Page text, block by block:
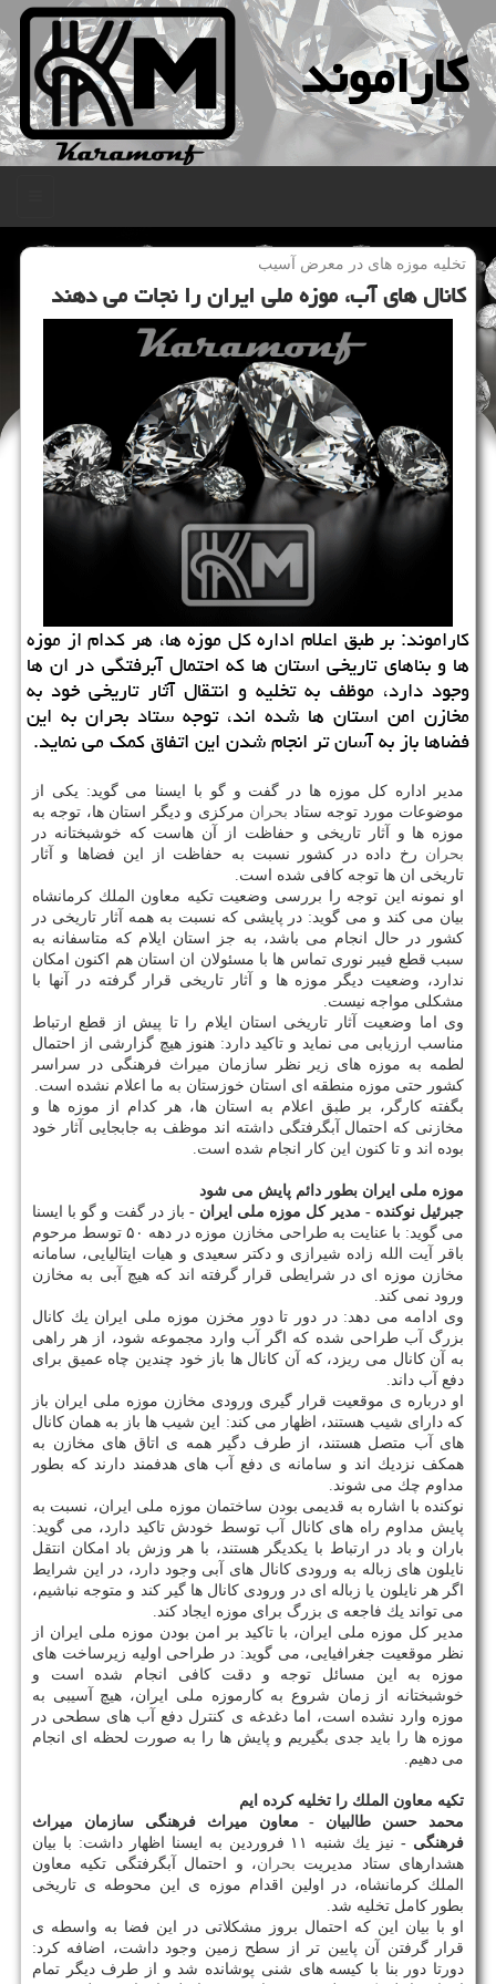
كاراموند
تخلیه موزه های در معرض آسیب
كانال های آب، موزه ملی ایران را نجات می دهند
كاراموند: بر طبق اعلام اداره كل موزه ها، هر كدام از موزه
ها و بناهای تاریخی استان ها كه احتمال آبرفتگی در ان ها
وجود دارد، موظف به تخلیه و انتقال آثار تاریخی خود به
مخازن امن استان ها شده اند، توجه ستاد بحران به این
فضاها باز به آسان تر انجام شدن این اتفاق كمك می نماید.
مدیر اداره كل موزه ها در گفت و گو با ایسنا می گوید: یكی از
موضوعات مورد توجه ستاد بحران مركزی و دیگر استان ها، توجه به
موزه ها و آثار تاریخی و حفاظت از آن هاست كه خوشبختانه در
بحران رخ داده در كشور نسبت به حفاظت از این فضاها و آثار
تاریخی ان ها توجه كافی شده است.
او نمونه این توجه را بررسی وضعیت تكیه معاون الملك كرمانشاه
بیان می كند و می گوید: در پایشی كه نسبت به همه آثار تاریخی در
كشور در حال انجام می باشد، به جز استان ایلام كه متاسفانه به
سبب قطع فیبر نوری تماس ها با مسئولان ان استان هم اكنون امكان
ندارد، وضعیت دیگر موزه ها و آثار تاریخی قرار گرفته در آنها با
مشكلی مواجه نیست.
وی اما وضعیت آثار تاریخی استان ایلام را تا پیش از قطع ارتباط
مناسب ارزیابی می نماید و تاكید دارد: هنوز هیچ گزارشی از احتمال
لطمه به موزه های زیر نظر سازمان میراث فرهنگی در سراسر
كشور حتی موزه منطقه ای استان خوزستان به ما اعلام نشده است.
بگفته كارگر، بر طبق اعلام به استان ها، هر كدام از موزه ها و
مخازنی كه احتمال آبگرفتگی داشته اند موظف به جابجایی آثار خود
بوده اند و تا كنون این كار انجام شده است.
موزه ملی ایران بطور دائم پایش می شود
جبرئیل نوكنده - مدیر كل موزه ملی ایران - باز در گفت و گو با ایسنا
می گوید: با عنایت به طراحی مخازن موزه در دهه ۵۰ توسط مرحوم
باقر آیت الله زاده شیرازی و دكتر سعیدی و هیات ایتالیایی، سامانه
مخازن موزه ای در شرایطی قرار گرفته اند كه هیچ آبی به مخازن
ورود نمی كند.
وی ادامه می دهد: در دور تا دور مخزن موزه ملی ایران یك كانال
بزرگ آب طراحی شده كه اگر آب وارد مجموعه شود، از هر راهی
به آن كانال می ریزد، كه آن كانال ها باز خود چندین چاه عمیق برای
دفع آب داند.
او درباره ی موقعیت قرار گیری ورودی مخازن موزه ملی ایران باز
كه دارای شیب هستند، اظهار می كند: این شیب ها باز به همان كانال
های آب متصل هستند، از طرف دگیر همه ی اتاق های مخازن به
همكف نزدیك اند و سامانه ی دفع آب های هدفمند دارند كه بطور
مداوم چك می شوند.
نوكنده با اشاره به قدیمی بودن ساختمان موزه ملی ایران، نسبت به
پایش مداوم راه های كانال آب توسط خودش تاكید دارد، می گوید:
باران و باد در ارتباط با یكدیگر هستند، با هر وزش باد امكان انتقل
نایلون های زباله به ورودی كانال های آبی وجود دارد، در این شرایط
اگر هر نایلون یا زباله ای در ورودی كانال ها گیر كند و متوجه نباشیم،
می تواند یك فاجعه ی بزرگ برای موزه ایجاد كند.
مدیر كل موزه ملی ایران، با تاكید بر امن بودن موزه ملی ایران از
نظر موقعیت جغرافیایی، می گوید: در طراحی اولیه زیرساخت های
موزه به این مسائل توجه و دقت كافی انجام شده است و
خوشبختانه از زمان شروع به كارموزه ملی ایران، هیچ آسیبی به
موزه وارد نشده است، اما دغدغه ی كنترل دفع آب های سطحی در
موزه ها را باید جدی بگیریم و پایش ها را به صورت لحظه ای انجام
می دهیم.
تكیه معاون الملك را تخلیه كرده ایم
محمد حسن طالبیان - معاون میراث فرهنگی سازمان میراث
فرهنگی -
نیز یك شنبه ۱۱ فروردین به ایسنا اظهار داشت: با بیان
هشدارهای ستاد مدیریت بحران، و احتمال آبگرفتگی تكیه معاون
الملك كرمانشاه، در اولین اقدام موزه ی این محوطه ی تاریخی
بطور كامل تخلیه شد.
او با بیان این كه احتمال بروز مشكلاتی در این فضا به واسطه ی
قرار گرفتن آن پایین تر از سطح زمین وجود داشت، اضافه كرد:
دورتا دور بنا با كیسه های شنی پوشانده شد و از طرف دیگر تمام